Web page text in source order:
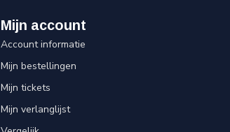
Mijn account
Account informatie
Mijn bestellingen
Mijn tickets
Mijn verlanglijst